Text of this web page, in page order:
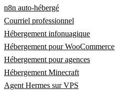
n8n auto-hébergé
Courriel professionnel
Hébergement infonuagique
Hébergement pour WooCommerce
Hébergement pour agences
Hébergement Minecraft
Agent Hermes sur VPS